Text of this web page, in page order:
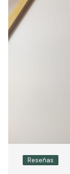
Reseñas